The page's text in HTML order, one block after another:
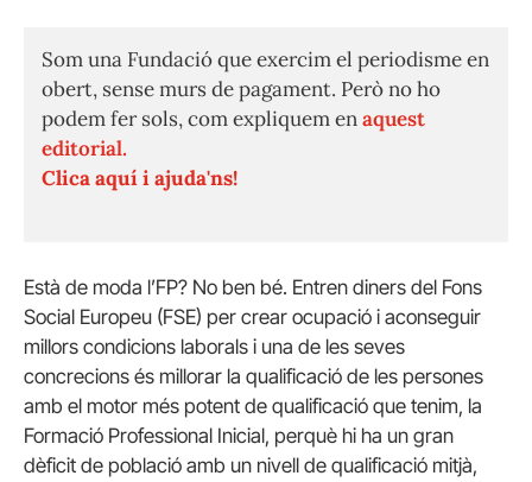
Som una Fundació que exercim el periodisme en
obert, sense murs de pagament. Però no ho
podem fer sols, com expliquem enaquest
editorial.
Clica aquí i ajuda'ns!
Està de moda l’FP? No ben bé. Entren diners del Fons
Social Europeu (FSE) per crear ocupació i aconseguir
millors condicions laborals i una de les seves
concrecions és millorar la qualificació de les persones
amb el motor més potent de qualificació que tenim, la
Formació Professional Inicial, perquè hi ha un gran
dèficit de població amb un nivell de qualificació mitjà,